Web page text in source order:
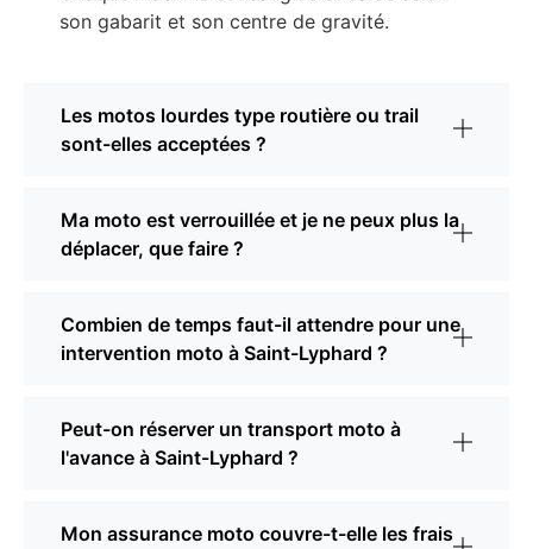
son gabarit et son centre de gravité.
Les motos lourdes type routière ou trail
sont-elles acceptées ?
Ma moto est verrouillée et je ne peux plus la
déplacer, que faire ?
Combien de temps faut-il attendre pour une
intervention moto à Saint-Lyphard ?
Peut-on réserver un transport moto à
l'avance à Saint-Lyphard ?
Mon assurance moto couvre-t-elle les frais